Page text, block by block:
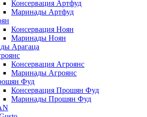
Консервация Артфуд
Маринады Артфуд
Консервация Ноян
Маринады Ноян
Арагаца
Консервация Агроянс
Маринады Агроянс
Фуд
Консервация Прошян Фуд
Маринады Прошян Фуд